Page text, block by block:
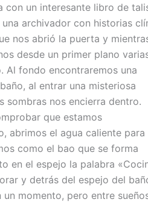
con un interesante libro de
archivador con historias
nos abrió la puerta y
desde un primer plano
Al fondo encontraremos una
al entrar una misteriosa
sombras nos encierra dentro.
que estamos
abrimos el agua caliente para
como el bao que se forma
en el espejo la palabra
y detrás del espejo del
momento, pero entre